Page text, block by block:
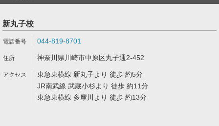
新丸子校
044-819-8701
神奈川県川崎市中原区丸子通2-452
東急東横線 新丸子より 徒歩 約5分
JR南武線 武蔵小杉より 徒歩 約11分
東急東横線 多摩川より 徒歩 約13分